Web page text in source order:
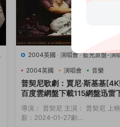
2004英國 · 演唱會·藍光原盤-演
2004英國
演唱會 音樂
普契尼歌劇：賈尼·斯基基
百度雲網盤下載115網盤迅雷
接
導演： 普契尼 主演： 普契尼 上
新：2024-01-27劇...